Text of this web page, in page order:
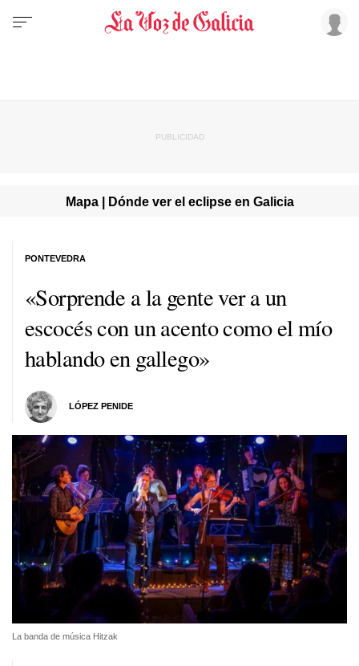
Mapa | Dónde ver el eclipse en Galicia
«Sorprende a la gente ver a un
escocés con un acento como el mío
hablando en gallego»
LÓPEZ PENIDE
PONTEVEDRA
La banda de música Hitzak